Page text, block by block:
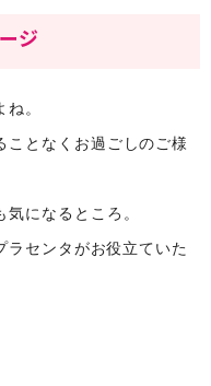
ジ
。
ことなくお過ごしのご様
になるところ。
ラセンタがお役立ていた